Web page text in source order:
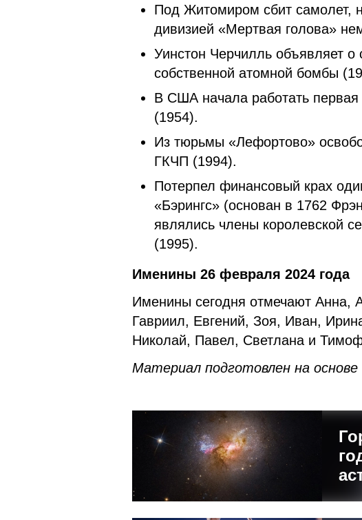
Под Житомиром сбит самолет,
дивизией «Мертвая голова»
Уинстон Черчилль объявляет о
собственной атомной бомбы
В США начала работать
(1954).
Из тюрьмы «Лефортово»
ГКЧП (1994).
Потерпел финансовый крах
«Бэрингс» (основан в 1762
являлись члены королевской
(1995).
Именины 26 февраля 2024 года
Именины сегодня отмечают Анна,
Гавриил, Евгений, Зоя, Иван,
Николай, Павел, Светлана и
Материал подготовлен на